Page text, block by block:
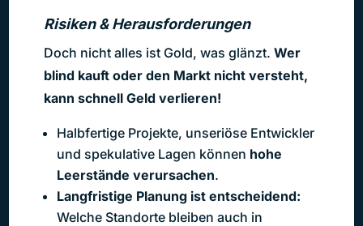
Risiken & Herausforderungen
Doch nicht alles ist Gold, was glänzt. Wer
blind kauft oder den Markt nicht versteht,
kann schnell Geld verlieren!
Halbfertige Projekte, unseriöse Entwickler
und spekulative Lagen können hohe
Leerstände verursachen.
Langfristige Planung ist entscheidend:
Welche Standorte bleiben auch in